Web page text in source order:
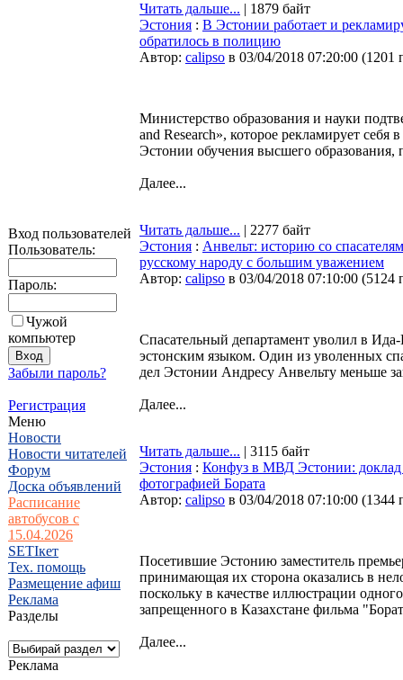
Вход пользователей
Пользователь:
Пароль:
Чужой
компьютер
Забыли пароль?
Регистрация
Меню
Новости
Новости читателей
Форум
Доска объявлений
Расписание
автобусов с
15.04.2026
SETIкет
Тех. помощь
Размещение афиш
Реклама
Разделы
Реклама
Читать дальше... | 1879 байт
Эстония : В Эстонии работает и
обратилось в полицию
Автор: calipso в 03/04/2018 07:20:00 (1201
Министерство образования и науки
and Research», которое рекламирует себя
Эстонии обучения высшего
Далее...
Читать дальше... | 2277 байт
Эстония : Анвельт: историю со
русскому народу с большим уважением
Автор: calipso в 03/04/2018 07:10:00 (5124
Спасательный департамент уволил в Ида-
эстонским языком. Один из уволенных
дел Эстонии Андресу Анвельту меньше
Далее...
Читать дальше... | 3115 байт
Эстония : Конфуз в МВД Эстонии: доклад
фотографией Бората
Автор: calipso в 03/04/2018 07:10:00 (1344
Посетившие Эстонию заместитель
принимающая их сторона оказались в
поскольку в качестве иллюстрации
запрещенного в Казахстане фильма
Далее...